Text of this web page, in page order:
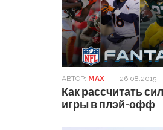
АВТОР: MAX - 26.08.2015
Как рассчитать
игры в плэй-офф